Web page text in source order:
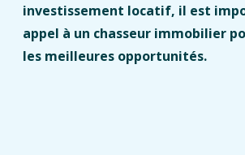
investissement locatif, il est
appel à un chasseur immobilier
les meilleures opportunités.